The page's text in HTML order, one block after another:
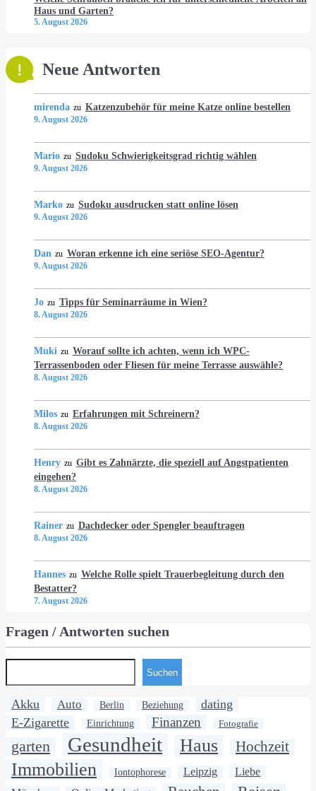
Haus und Garten?
5. August 2026
Neue Antworten
mirenda zu Katzenzubehör für meine Katze online bestellen
9. August 2026
Mario zu Sudoku Schwierigkeitsgrad richtig wählen
9. August 2026
Marko zu Sudoku ausdrucken statt online lösen
9. August 2026
Dan zu Woran erkenne ich eine seriöse SEO-Agentur?
9. August 2026
Jo zu Tipps für Seminarräume in Wien?
8. August 2026
Muki zu Worauf sollte ich achten, wenn ich WPC-
Terrassenboden oder Fliesen für meine Terrasse auswähle?
8. August 2026
Milos zu Erfahrungen mit Schreinern?
8. August 2026
Henry zu Gibt es Zahnärzte, die speziell auf Angstpatienten
eingehen?
8. August 2026
Rainer zu Dachdecker oder Spengler beauftragen
8. August 2026
Hannes zu Welche Rolle spielt Trauerbegleitung durch den
Bestatter?
7. August 2026
Fragen / Antworten suchen
Suchen
Akku Auto Berlin Beziehung
dating
E-Zigarette
Einrichtung Finanzen Fotografie
garten Gesundheit Haus Hochzeit
Immobilien Iontophorese Leipzig Liebe